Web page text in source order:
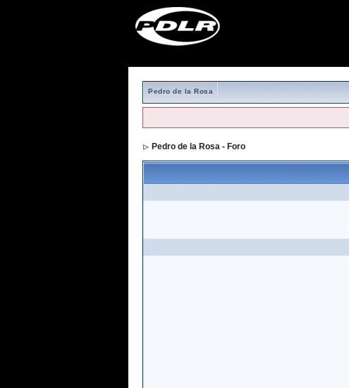
Pedro de la Rosa
Pedro de la Rosa - Foro